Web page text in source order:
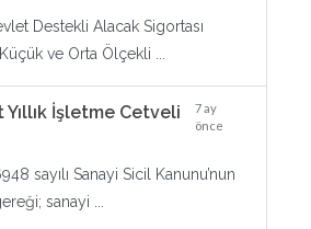
Destekli Alacak Sigortası
ve Orta Ölçekli ...
Yıllık İşletme Cetveli
7 ay
önce
sayılı Sanayi Sicil Kanunu’nun
sanayi ...